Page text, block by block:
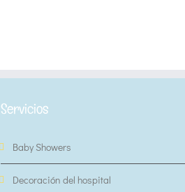
Servicios
Baby Showers
Decoración del hospital